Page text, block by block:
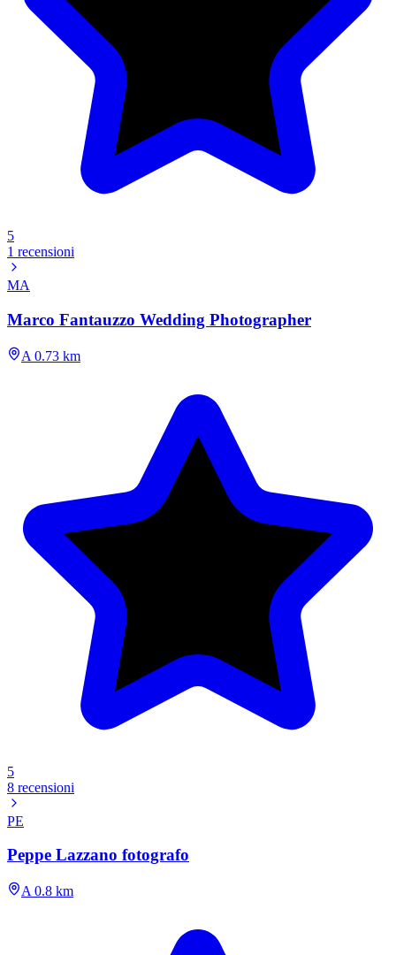
5
1 recensioni
MA
Marco Fantauzzo Wedding Photographer
A 0.73 km
5
8 recensioni
PE
Peppe Lazzano fotografo
A 0.8 km